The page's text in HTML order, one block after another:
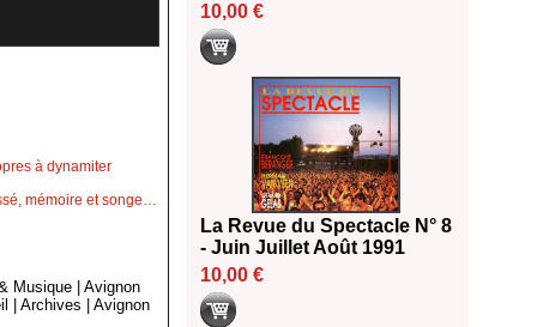
à dynamiter
mémoire et songe…
Musique |Avignon
|Archives |Avignon
10,00 €
La Revue du Spectacle N° 8
- Juin Juillet Août 1991
10,00 €